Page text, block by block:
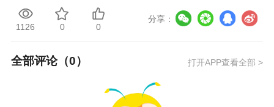
1126 0 0
分享：
全部评论（0） 打开APP查看全部 >